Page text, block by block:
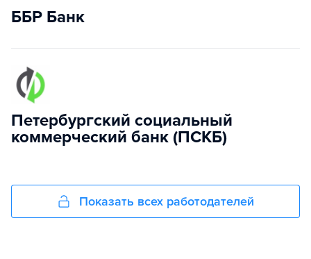
ББР Банк
Петербургский социальный
коммерческий банк (ПСКБ)
Показать всех работодателей